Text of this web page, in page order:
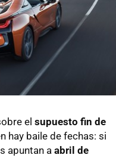
el supuesto fin de
hay baile de fechas: si
apuntan aabril de